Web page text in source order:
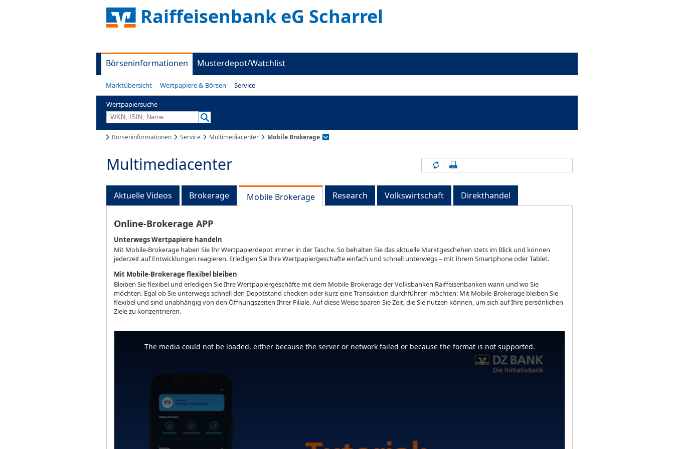
Raiffeisenbank eG Scharrel
Börseninformationen Musterdepot/Watchlist
Marktübersicht Wertpapiere & Börsen Service
Wertpapiersuche
Börseninformationen Service Multimediacenter Mobile Brokerage
Multimediacenter Inhalte aktualisieren
Aktuelle Videos Brokerage Mobile Brokerage Research Volkswirtschaft Direkthandel
Online-Brokerage APP
Unterwegs Wertpapiere handeln
Mit Mobile-Brokerage haben Sie Ihr Wertpapierdepot immer in der Tasche. So behalten Sie das aktuelle Marktgeschehen stets im Blick und können
jederzeit auf Entwicklungen reagieren. Erledigen Sie Ihre Wertpapiergeschäfte einfach und schnell unterwegs – mit Ihrem Smartphone oder Tablet.
Mit Mobile-Brokerage flexibel bleiben
Bleiben Sie flexibel und erledigen Sie Ihre Wertpapiergeschäfte mit dem Mobile-Brokerage der Volksbanken Raiffeisenbanken wann und wo Sie
möchten. Egal ob Sie unterwegs schnell den Depotstand checken oder kurz eine Transaktion durchführen möchten: Mit Mobile-Brokerage bleiben Sie
flexibel und sind unabhängig von den Öffnungszeiten Ihrer Filiale. Auf diese Weise sparen Sie Zeit, die Sie nutzen können, um sich auf Ihre persönlichen
Ziele zu konzentrieren.
The media could not be loaded, either because the server or network failed or because the format is not supported.